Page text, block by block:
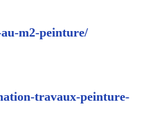
m2-peinture/
travaux-peinture-